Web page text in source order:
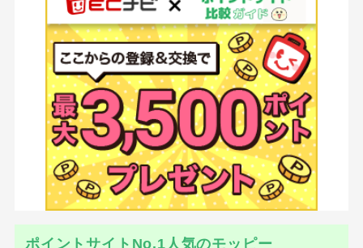
ポイントサイトNo.1人気のモッピー